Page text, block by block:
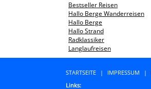
Bestseller Reisen
Hallo Berge Wanderreisen
Hallo Berge
Hallo Strand
Radklassiker
Langlaufreisen
STARTSEITE | IMPRESSUM |
Links: